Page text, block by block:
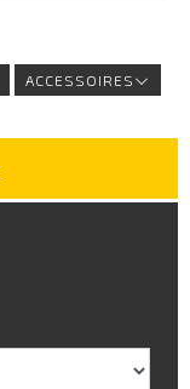
ACCESSOIRES